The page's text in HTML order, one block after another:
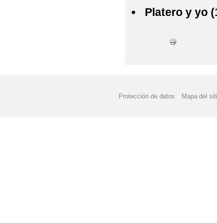
Platero y yo
Protección de datos Mapa del